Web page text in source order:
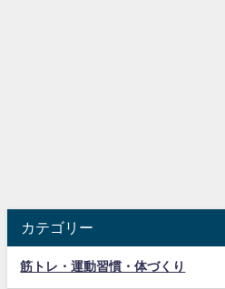
カテゴリー
筋トレ・運動習慣・体づくり